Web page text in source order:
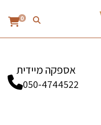
0
אספקה מיידית
050-4744522